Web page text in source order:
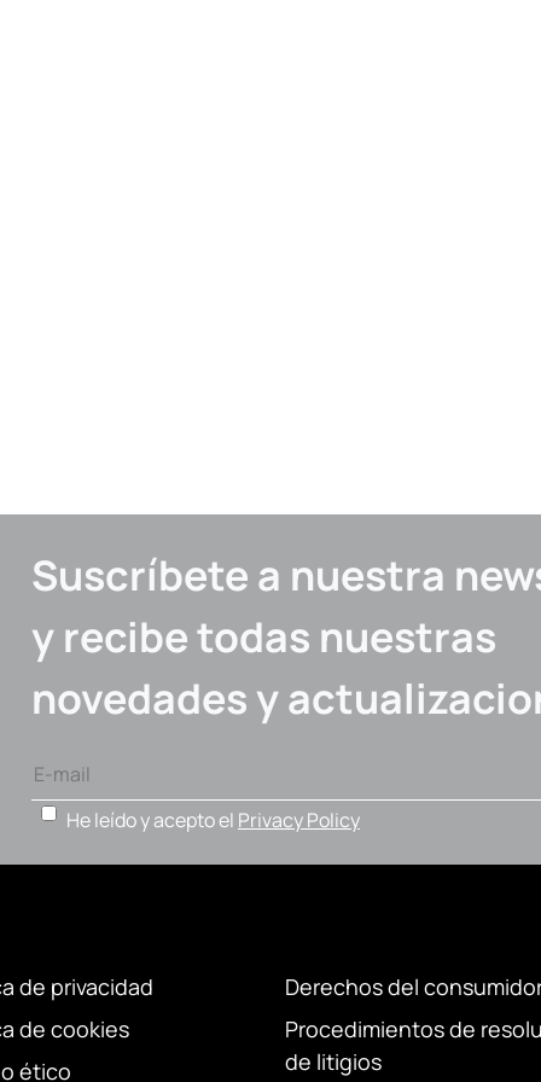
Suscríbete a nuestra
y recibe todas nuestras
novedades y
He leído y acepto el Privacy Policy
de privacidad
de cookies
ético
Derechos del
Procedimientos de
de litigios